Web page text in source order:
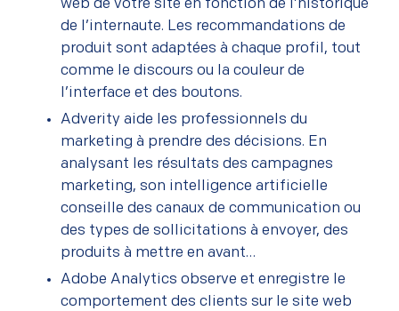
web de votre site en fonction de l’historique
de l’internaute. Les recommandations de
produit sont adaptées à chaque profil, tout
comme le discours ou la couleur de
l’interface et des boutons.
Adverity aide les professionnels du
marketing à prendre des décisions. En
analysant les résultats des campagnes
marketing, son intelligence artificielle
conseille des canaux de communication ou
des types de sollicitations à envoyer, des
produits à mettre en avant…
Adobe Analytics observe et enregistre le
comportement des clients sur le site web